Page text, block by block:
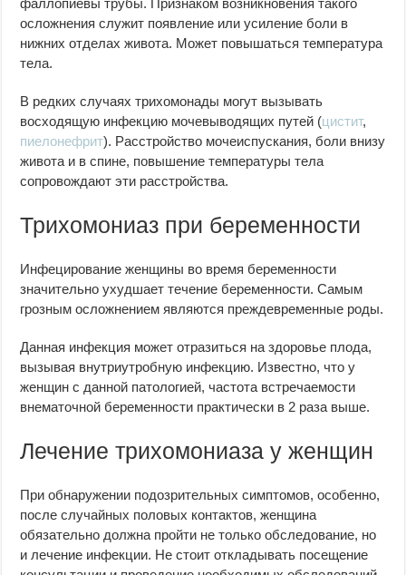
фаллопиевы трубы. Признаком возникновения такого
осложнения служит появление или усиление боли в
нижних отделах живота. Может повышаться температура
тела.
В редких случаях трихомонады могут вызывать
восходящую инфекцию мочевыводящих путей (цистит,
пиелонефрит). Расстройство мочеиспускания, боли внизу
живота и в спине, повышение температуры тела
сопровождают эти расстройства.
Трихомониаз при беременности
Инфецирование женщины во время беременности
значительно ухудшает течение беременности. Самым
грозным осложнением являются преждевременные роды.
Данная инфекция может отразиться на здоровье плода,
вызывая внутриутробную инфекцию. Известно, что у
женщин с данной патологией, частота встречаемости
внематочной беременности практически в 2 раза выше.
Лечение трихомониаза у женщин
При обнаружении подозрительных симптомов, особенно,
после случайных половых контактов, женщина
обязательно должна пройти не только обследование, но
и лечение инфекции. Не стоит откладывать посещение